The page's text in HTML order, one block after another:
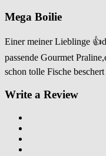
Mega Boilie
Einer meiner Lieblinge
passende Gourmet
schon tolle Fische beschert
Write a Review